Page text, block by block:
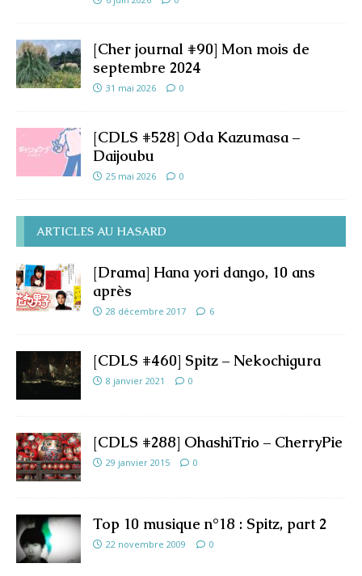
[Cher journal #90] Mon mois de
septembre 2024
31 mai 2026 0
[CDLS #528] Oda Kazumasa –
Daijoubu
25 mai 2026 0
ARTICLES AU HASARD
[Drama] Hana yori dango, 10 ans
après
28 décembre 2017 6
[CDLS #460] Spitz – Nekochigura
8 janvier 2021 0
[CDLS #288] OhashiTrio – CherryPie
29 janvier 2015 0
Top 10 musique n°18 : Spitz, part 2
22 novembre 2009 0